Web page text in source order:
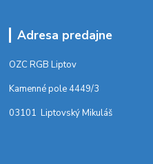
Adresa predajne
OZC RGB Liptov
Kamenné pole 4449/3
03101 Liptovský Mikuláš